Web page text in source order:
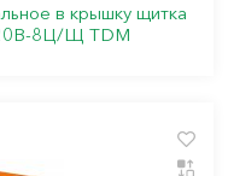
в крышку щитка
8Ц/Щ TDM